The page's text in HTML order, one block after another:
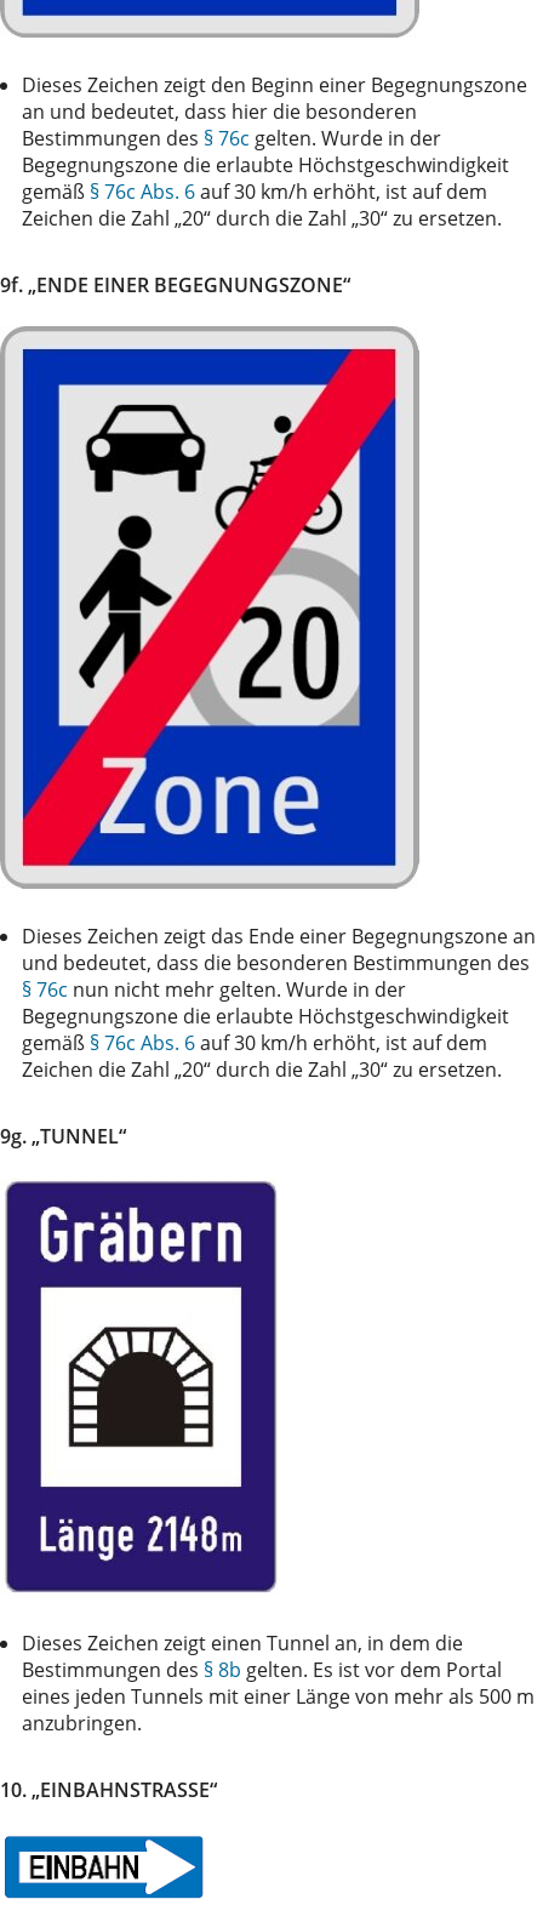
Dieses Zeichen zeigt den Beginn einer Begegnungszone
an und bedeutet, dass hier die besonderen
Bestimmungen des § 76c gelten. Wurde in der
Begegnungszone die erlaubte Höchstgeschwindigkeit
gemäß § 76c Abs. 6auf 30 km/h erhöht, ist auf dem
Zeichen die Zahl „20“ durch die Zahl „30“ zu ersetzen.
9f. „ENDE EINER BEGEGNUNGSZONE“
Dieses Zeichen zeigt das Ende einer Begegnungszone an
und bedeutet, dass die besonderen Bestimmungen des
§ 76c nun nicht mehr gelten. Wurde in der
Begegnungszone die erlaubte Höchstgeschwindigkeit
gemäß § 76c Abs. 6auf 30 km/h erhöht, ist auf dem
Zeichen die Zahl „20“ durch die Zahl „30“ zu ersetzen.
9g. „TUNNEL“
Dieses Zeichen zeigt einen Tunnel an, in dem die
Bestimmungen des § 8b gelten. Es ist vor dem Portal
eines jeden Tunnels mit einer Länge von mehr als 500 m
anzubringen.
10. „EINBAHNSTRASSE“